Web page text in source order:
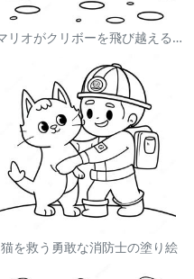
マリオがクリボーを飛び越える塗り絵
猫を救う勇敢な消防士の塗り絵